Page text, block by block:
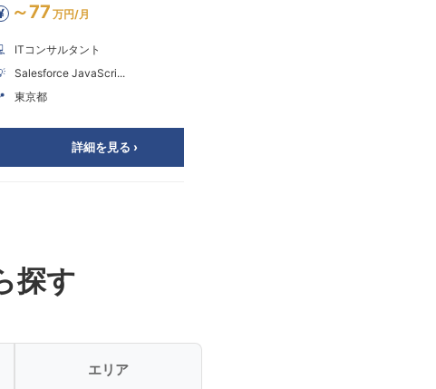
～77 万円/月
ITコンサルタント
Salesforce JavaScri...
東京都
詳細を見る ›
探す
エリア